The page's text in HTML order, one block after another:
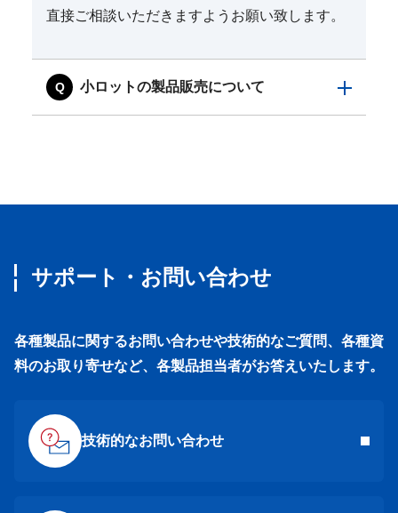
直接ご相談いただきますようお願い致します。
小ロットの製品販売について
サポート・お問い合わせ
各種製品に関するお問い合わせや技術的なご質問、各種資
料のお取り寄せなど、各製品担当者がお答えいたします。
技術的なお問い合わせ